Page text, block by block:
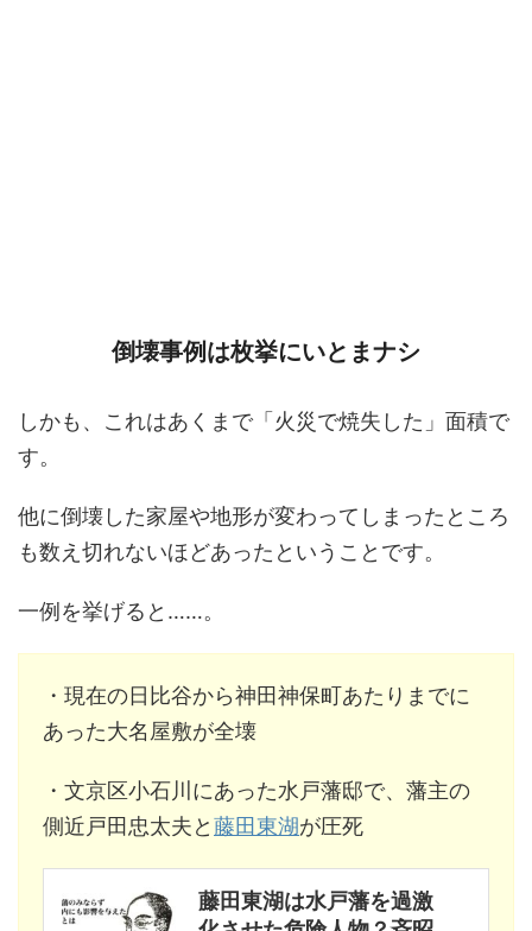
倒壊事例は枚挙にいとまナシ
しかも、これはあくまで「火災で焼失した」面積で
す。
他に倒壊した家屋や地形が変わってしまったところ
も数え切れないほどあったということです。
一例を挙げると……。
・現在の日比谷から神田神保町あたりまでに
あった大名屋敷が全壊
・文京区小石川にあった水戸藩邸で、藩主の
側近戸田忠太夫と藤田東湖が圧死
藤田東湖は水戸藩を過激